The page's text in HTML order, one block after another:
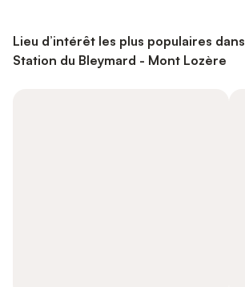
Lieu d’intérêt les plus populaires dans
Station du Bleymard - Mont Lozère